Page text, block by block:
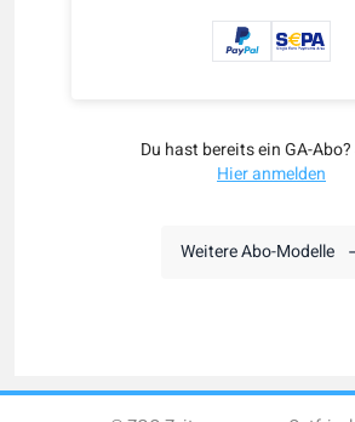
Du hast bereits ein GA-Abo?
Hier anmelden
Weitere Abo-Modelle